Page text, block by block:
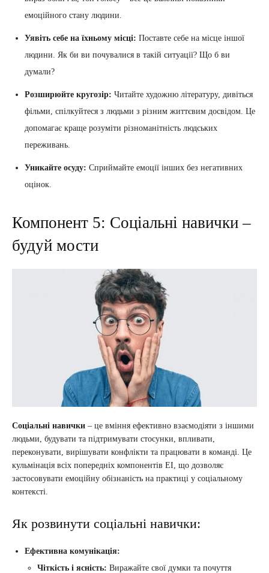
емоційного стану людини.
Уявіть себе на їхньому місці: Поставте себе на місце іншої
людини. Як би ви почувалися в такій ситуації? Що б ви
думали?
Розширюйте кругозір: Читайте художню літературу, дивіться
фільми, спілкуйтеся з людьми з різним життєвим досвідом. Це
допомагає краще розуміти різноманітність людських
переживань.
Уникайте осуду: Сприймайте емоції інших без негативних
оцінок.
Компонент 5: Соціальні навички –
будуй мости
Соціальні навички – це вміння ефективно взаємодіяти з іншими
людьми, будувати та підтримувати стосунки, впливати,
переконувати, вирішувати конфлікти та працювати в команді. Це
кульмінація всіх попередніх компонентів ЕІ, що дозволяє
застосовувати емоційну обізнаність на практиці у соціальному
контексті.
Як розвинути соціальні навички:
Ефективна комунікація:
Чіткість і ясність: Виражайте свої думки та почуття